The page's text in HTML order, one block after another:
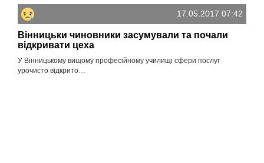
17.05.2017 07:42
Вінницьки чиновники засумували та почали
відкривати цеха
У Вінницькому вищому професійному училищі сфери послуг
урочисто відкрито…